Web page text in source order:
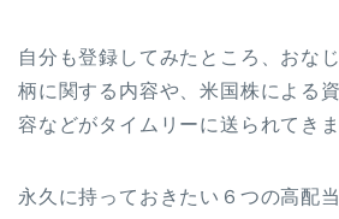
自分も登録してみたところ、おな
柄に関する内容や、米国株による
容などがタイムリーに送られてきま
永久に持っておきたい６つの高配